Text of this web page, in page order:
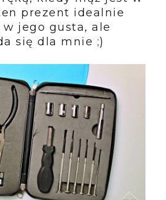
prezent idealnie
w jego gusta, ale
się dla mnie ;)